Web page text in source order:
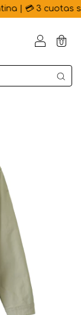
| 💳 3 cuotas sin
0